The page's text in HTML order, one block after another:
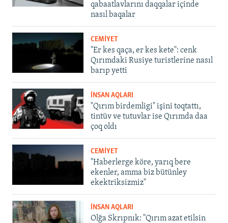
qabaatlavlarını daqqalar içinde
nasıl baqalar
CEMİYET
"Er kes qaça, er kes kete": cenk
Qırımdaki Rusiye turistlerine nasıl
barıp yetti
İNSAN AQLARI
"Qırım birdemligi" işini toqtattı,
tintüv ve tutuvlar ise Qırımda daa
çoq oldı
CEMİYET
"Haberlerge köre, yarıq bere
ekenler, amma biz bütünley
ekektriksizmiz"
İNSAN AQLARI
Olğa Skrıpnık: "Qırım azat etilsin